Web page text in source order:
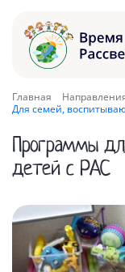
Главная
Для семей,
Программы
детей с РАС